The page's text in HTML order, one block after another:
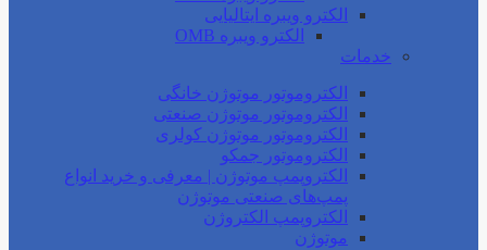
الکترو ویبره ایتالیایی
الکترو ویبره OMB
خدمات
الکتروموتور موتوژن خانگی
الکتروموتور موتوژن صنعتی
الکتروموتور موتوژن کولری
الکتروموتور جمکو
الکتروپمپ موتوژن | معرفی و خرید انواع
پمپ‌های صنعتی موتوژن
الکتروپمپ الکتروژن
موتوژن